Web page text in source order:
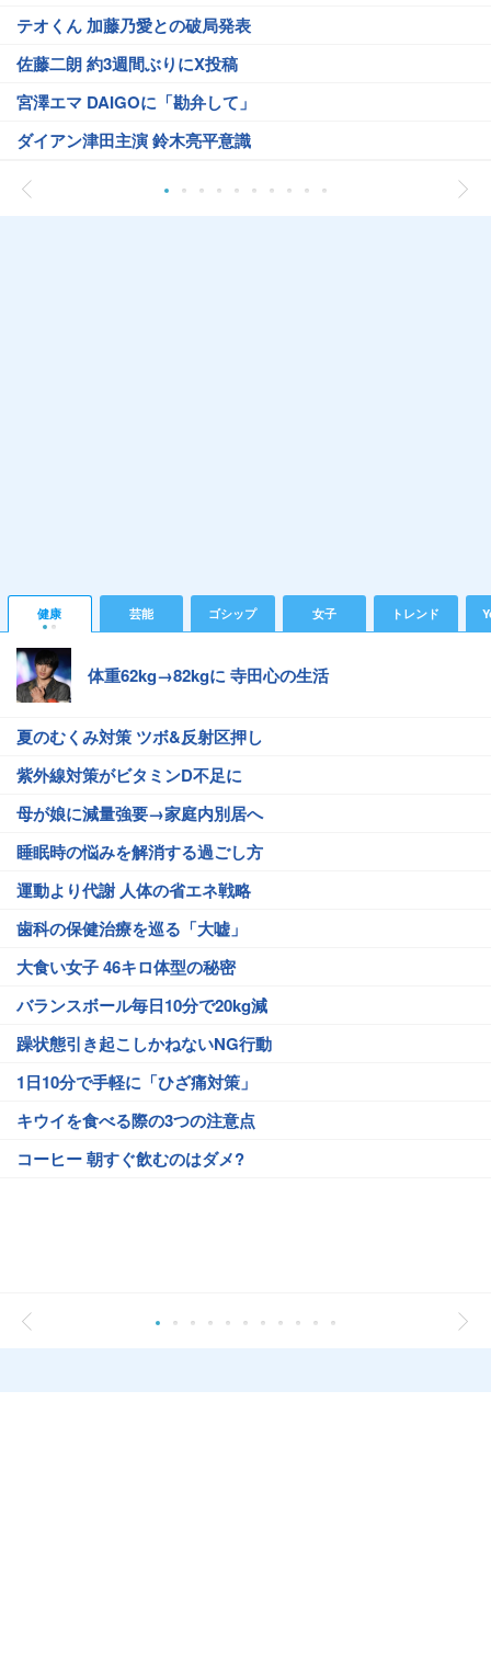
テオくん 加藤乃愛との破局発表
佐藤二朗 約3週間ぶりにX投稿
宮澤エマ DAIGOに「勘弁して」
ダイアン津田主演 鈴木亮平意識
健康 芸能 ゴシップ 女子 トレンド
体重62kg→82kgに 寺田心の生活
夏のむくみ対策 ツボ&反射区押し
紫外線対策がビタミンD不足に
母が娘に減量強要→家庭内別居へ
睡眠時の悩みを解消する過ごし方
運動より代謝 人体の省エネ戦略
歯科の保健治療を巡る「大嘘」
大食い女子 46キロ体型の秘密
バランスボール毎日10分で20kg減
躁状態引き起こしかねないNG行動
1日10分で手軽に「ひざ痛対策」
キウイを食べる際の3つの注意点
コーヒー 朝すぐ飲むのはダメ?